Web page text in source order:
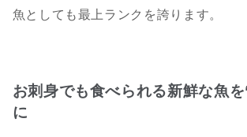
魚としても最上ランクを誇ります。
お刺身でも食べられる新鮮な魚
に